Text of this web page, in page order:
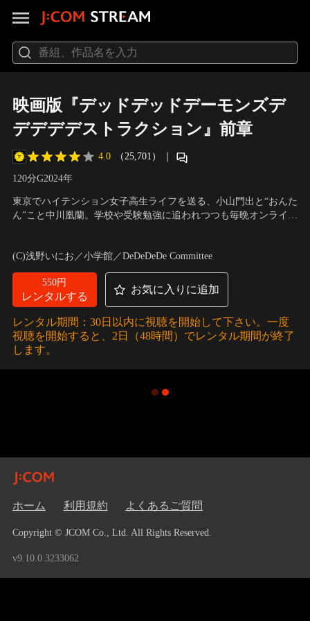
映画版『デッドデッドデーモンズデ
デデデデストラクション』前章
4.0 （25,701） ｜
120分G2024年
東京でハイテンション女子高生ライフを送る、小山門出と“おんた
ん”こと中川凰蘭。学校や受験勉強に追われつつも毎晩オンライン
艦＞が浮かんでいた。非日常が日常に溶け込んでしまったある
夜、仲良しクラスメイトに悲劇が起こる。
(C)浅野いにお／小学館／DeDeDeDe Committee
550円
レンタルする
お気に入りに追加
レンタル期間：30日以内に視聴を開始して下さい。一度
視聴を開始すると、2日（48時間）でレンタル期間が終了
します。
ホーム 利用規約 よくあるご質問
Copyright © JCOM Co., Ltd. All Rights Reserved.
v9.10.0.3233062